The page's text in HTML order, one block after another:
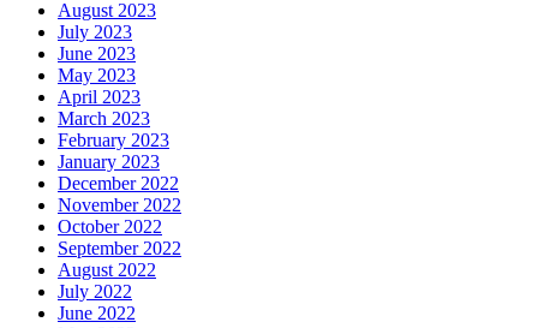
August 2023
July 2023
June 2023
May 2023
April 2023
March 2023
February 2023
January 2023
December 2022
November 2022
October 2022
September 2022
August 2022
July 2022
June 2022